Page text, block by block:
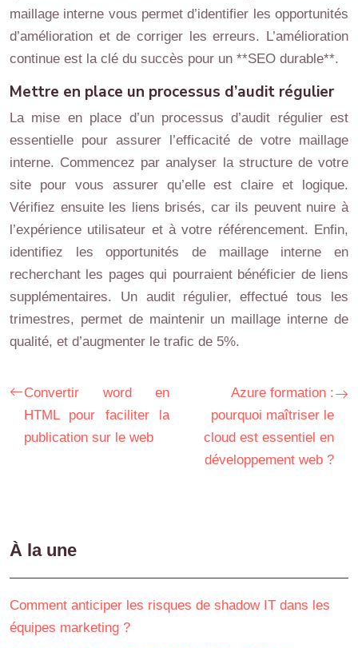
maillage interne vous permet d’identifier les opportunités
d’amélioration et de corriger les erreurs. L’amélioration
continue est la clé du succès pour un **SEO durable**.
Mettre en place un processus d’audit régulier
La mise en place d’un processus d’audit régulier est
essentielle pour assurer l’efficacité de votre maillage
interne. Commencez par analyser la structure de votre
site pour vous assurer qu’elle est claire et logique.
Vérifiez ensuite les liens brisés, car ils peuvent nuire à
l’expérience utilisateur et à votre référencement. Enfin,
identifiez les opportunités de maillage interne en
recherchant les pages qui pourraient bénéficier de liens
supplémentaires. Un audit régulier, effectué tous les
trimestres, permet de maintenir un maillage interne de
qualité, et d’augmenter le trafic de 5%.
Convertir word en
HTML pour faciliter la
publication sur le web
Azure formation :
pourquoi maîtriser le
cloud est essentiel en
développement web ?
À la une
Comment anticiper les risques de shadow IT dans les
équipes marketing ?